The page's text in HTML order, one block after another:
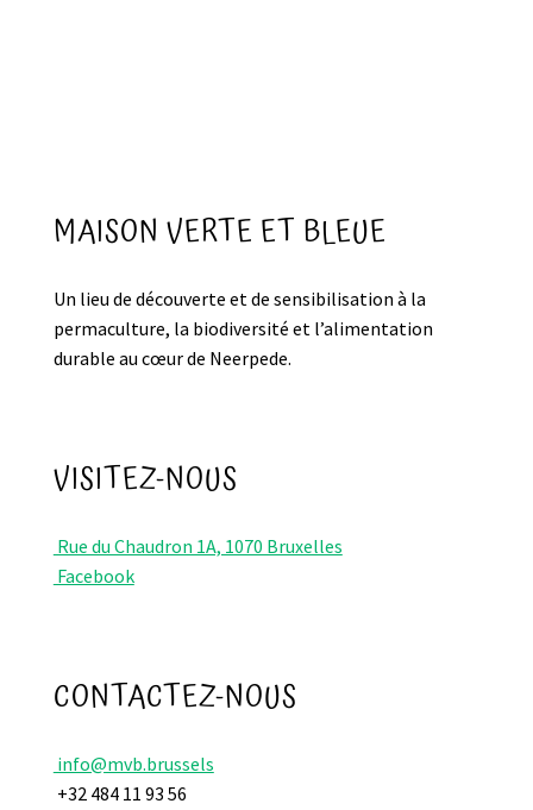
MAISON VERTE ET BLEUE
Un lieu de découverte et de sensibilisation à la
permaculture, la biodiversité et l’alimentation
durable au cœur de Neerpede.
VISITEZ-NOUS
Rue du Chaudron 1A, 1070 Bruxelles
Facebook
CONTACTEZ-NOUS
info@mvb.brussels
+32 484 11 93 56